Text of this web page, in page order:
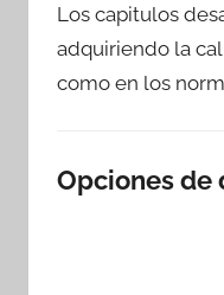
Los capitulos
adquiriendo la
como en los
Opciones de